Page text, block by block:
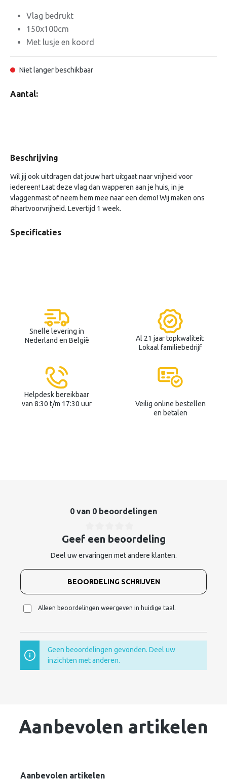
Vlag bedrukt
150x100cm
Met lusje en koord
Niet langer beschikbaar
Aantal:
Beschrijving
Wil jij ook uitdragen dat jouw hart uitgaat naar vrijheid voor
iedereen! Laat deze vlag dan wapperen aan je huis, in je
vlaggenmast of neem hem mee naar een demo! Wij maken ons
#hartvoorvrijheid. Levertijd 1 week.
Specificaties
Snelle levering in
Nederland en België
Al 21 jaar topkwaliteit
Lokaal familiebedrijf
Helpdesk bereikbaar
van 8:30 t/m 17:30 uur
Veilig online bestellen
en betalen
0 van 0 beoordelingen
Geef een beoordeling
Deel uw ervaringen met andere klanten.
BEOORDELING SCHRIJVEN
Alleen beoordelingen weergeven in huidige taal.
Geen beoordelingen gevonden. Deel uw
inzichten met anderen.
Aanbevolen artikelen
Aanbevolen artikelen